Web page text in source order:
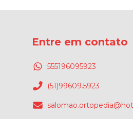
Entre em contato
555196095923
(51)99609.5923